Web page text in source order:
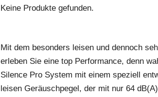
Keine Produkte gefunden.
Mit dem besonders leisen und dennoch
erleben Sie eine top Performance, denn
Silence Pro System mit einem speziell
leisen Geräuschpegel, der mit nur 64